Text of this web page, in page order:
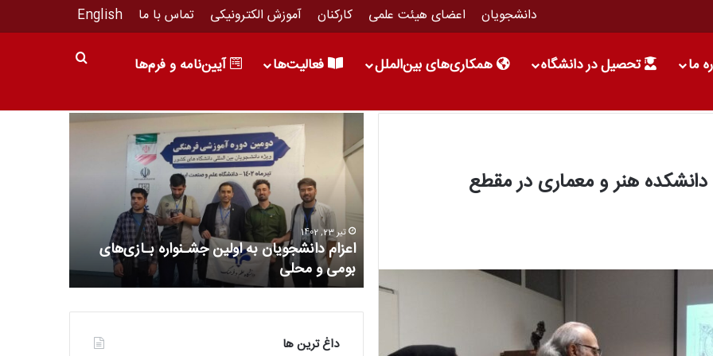
دانشجویان اعضای هیئت علمی کارکنان آموزش الکترونیکی تماس با ما English
ما تحصیل در دانشگاه همکاری‌های بین‌الملل فعالیت‌ها آیین‌نامه‌ و فرم‌ها
هنر و معماری در مقطع
علم و
علم و فرهنگ
تیر 23, 1402
اعزام دانشجویان به اولین جشـنواره بـازی‌های
بومی و محلی
داغ ترین ها